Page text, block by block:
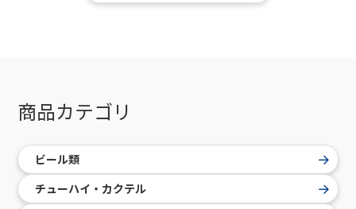
商品カテゴリ
ビール類
チューハイ・カクテル